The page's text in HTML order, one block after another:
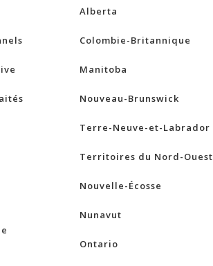
Alberta
Colombie-Britannique
Manitoba
Nouveau-Brunswick
Terre-Neuve-et-Labrador
Territoires du Nord-Ouest
Nouvelle-Écosse
Nunavut
Ontario